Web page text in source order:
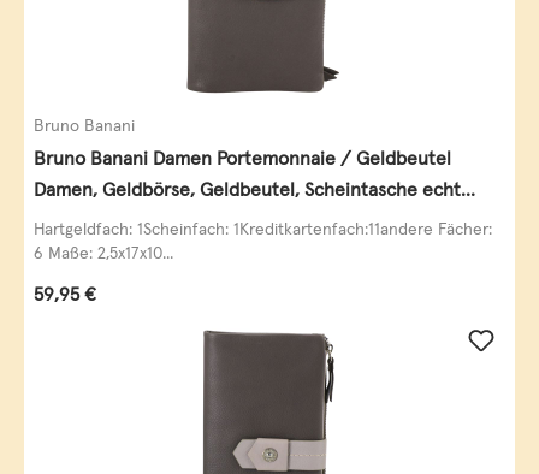
Bruno Banani
Bruno Banani Damen Portemonnaie / Geldbeutel
Damen, Geldbörse, Geldbeutel, Scheintasche echt
Leder
Hartgeldfach: 1Scheinfach: 1Kreditkartenfach:11andere Fächer:
6 Maße: 2,5x17x10...
Regulärer Preis:
59,95 €